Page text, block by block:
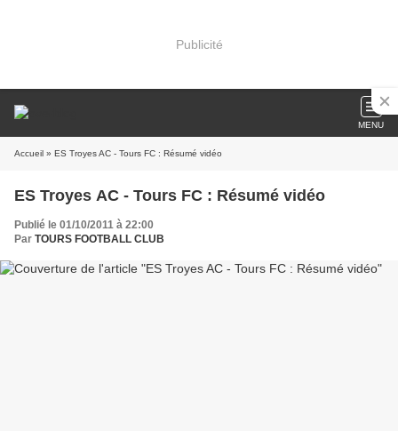
Publicité
MENU
Accueil » ES Troyes AC - Tours FC : Résumé vidéo
ES Troyes AC - Tours FC : Résumé vidéo
Publié le 01/10/2011 à 22:00
Par TOURS FOOTBALL CLUB